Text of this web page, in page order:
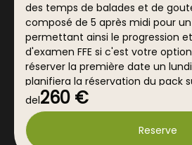
des temps de balades et de
composé de 5 après midi pour
permettant ainsi le progression
d'examen FFE si c'est votre
réserver la première date un
planifiera la réservation du pack
suivants. BIEN NOTER PACK dans
La fórmula no incluye :
del260 €
Reserve